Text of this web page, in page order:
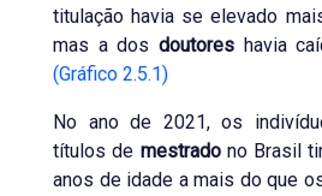
titulação havia se elevado
mas a dos doutores havia
(Gráfico 2.5.1)
No ano de 2021, os
títulos de mestradono Brasil
anos de idade a mais do que